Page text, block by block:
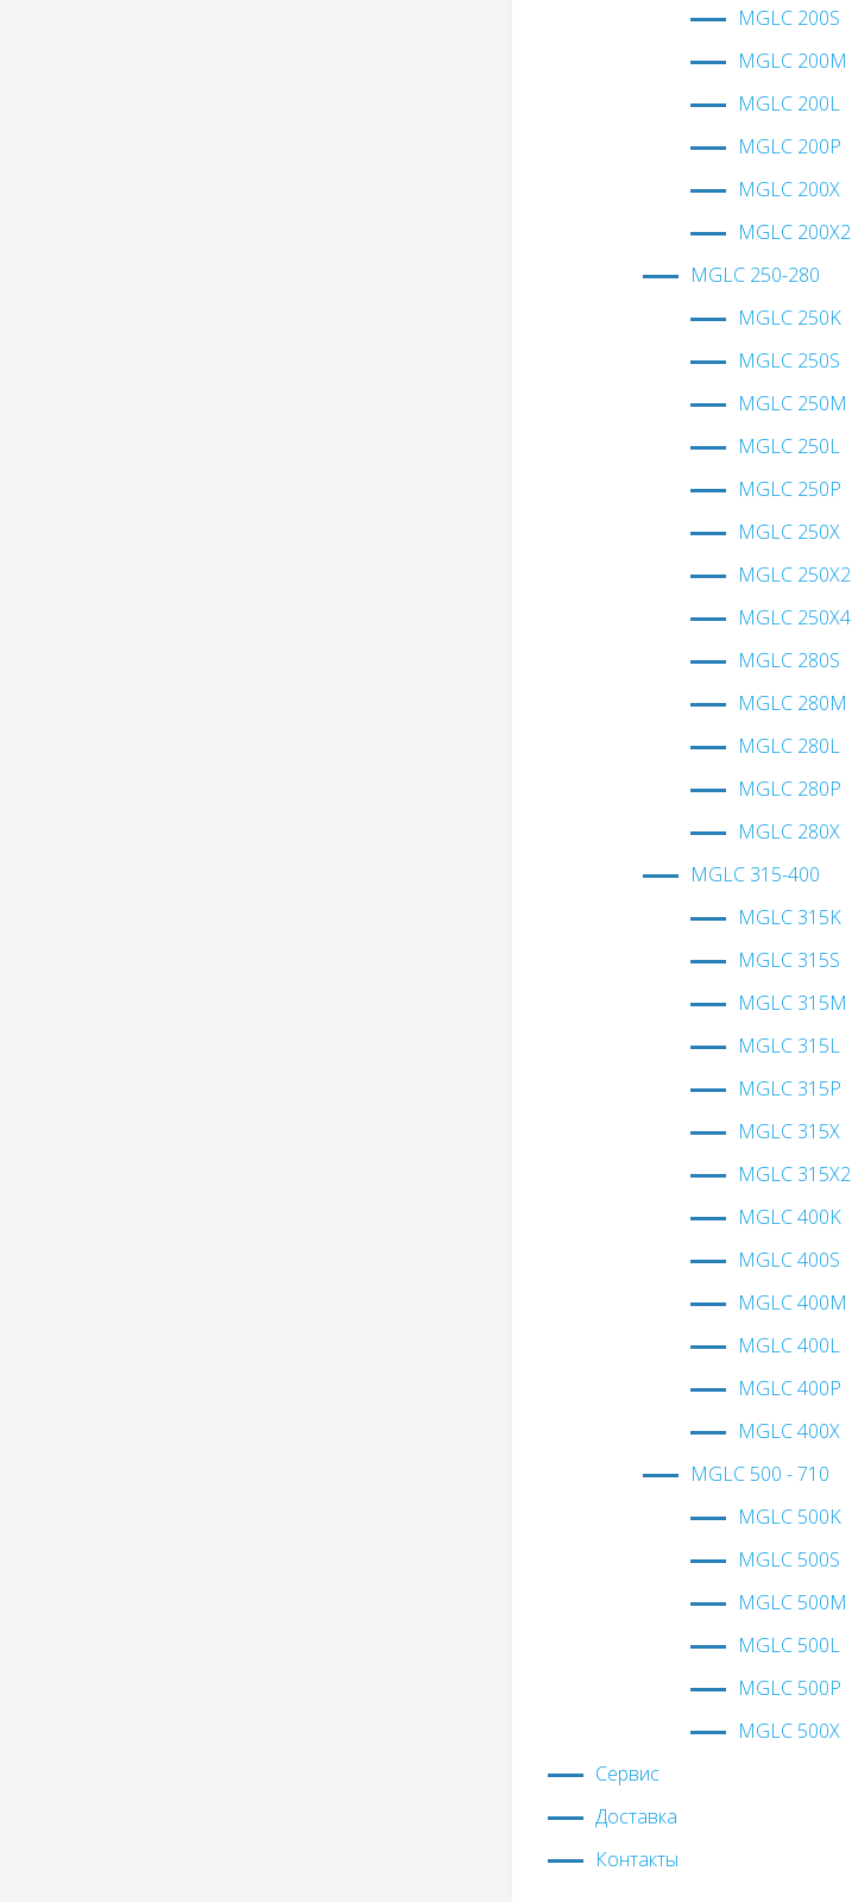
MGLC 200S
MGLC 200M
MGLC 200L
MGLC 200P
MGLC 200X
MGLC 200X2
MGLС 250-280
MGLC 250K
MGLC 250S
MGLC 250M
MGLC 250L
MGLC 250P
MGLC 250X
MGLC 250X2
MGLC 250X4
MGLC 280S
MGLC 280M
MGLC 280L
MGLC 280P
MGLC 280X
MGLС 315-400
MGLC 315K
MGLC 315S
MGLC 315M
MGLC 315L
MGLC 315P
MGLC 315X
MGLC 315X2
MGLC 400K
MGLC 400S
MGLC 400M
MGLC 400L
MGLC 400P
MGLC 400X
MGLС 500 - 710
MGLC 500K
MGLC 500S
MGLC 500M
MGLC 500L
MGLC 500P
MGLC 500X
Сервис
Доставка
Контакты